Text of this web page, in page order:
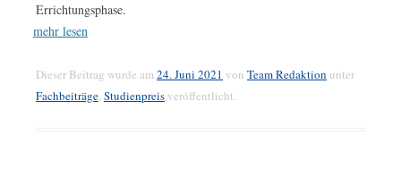
Errichtungsphase.
mehr lesen
Dieser Beitrag wurde am24. Juni 2021 von Team Redaktion unter
Fachbeiträge, Studienpreis veröffentlicht.